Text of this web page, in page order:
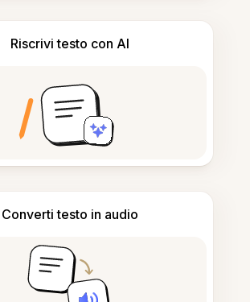
Riscrivi testo con AI
Converti testo in audio